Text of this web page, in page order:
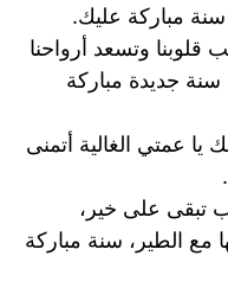
مباركة عليك.
وتسعد أرواحنا
سنة جديدة مباركة
عمتي الغالية أتمنى
تبقى على خير،
الطير، سنة مباركة